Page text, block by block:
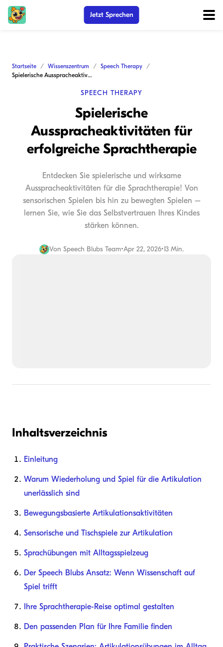
Jetzt Sprechen
Startseite Wissenszentrum
Speech Therapy
Spielerische Ausspracheaktivitäten für erfolgreiche Sprachtherapie
SPEECH THERAPY
Spielerische
Ausspracheaktivitäten für
erfolgreiche Sprachtherapie
Entdecken Sie spielerische und wirksame
Ausspracheaktivitäten für die Sprachtherapie! Von
sensorischen Spielen bis hin zu bewegten Spielen –
lernen Sie, wie Sie das Selbstvertrauen Ihres Kindes
stärken können.
Von Speech Blubs Team•Apr 22, 2026•13 Min.
Inhaltsverzeichnis
Einleitung
Warum Wiederholung und Spiel für die Artikulation
unerlässlich sind
Bewegungsbasierte Artikulationsaktivitäten
Sensorische und Tischspiele zur Artikulation
Sprachübungen mit Alltagsspielzeug
Der Speech Blubs Ansatz: Wenn Wissenschaft auf
Spiel trifft
Ihre Sprachtherapie-Reise optimal gestalten
Den passenden Plan für Ihre Familie finden